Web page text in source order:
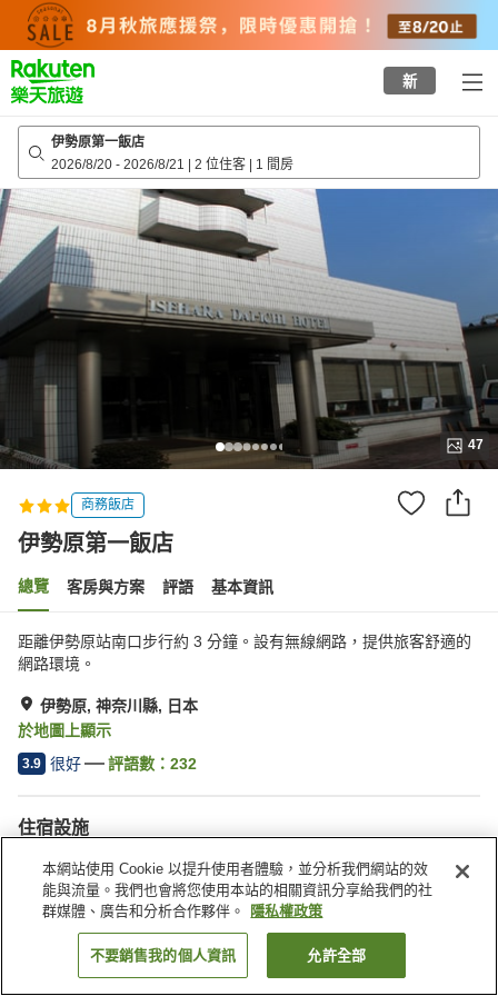
top
page
新
伊勢原第一飯店
2026/8/20 - 2026/8/21 | 2 位住客 | 1 間房
47
商務飯店
伊勢原第一飯店
總覽 客房與方案 評語 基本資訊
距離伊勢原站南口步行約 3 分鐘。設有無線網路，提供旅客舒適的
網路環境。
伊勢原, 神奈川縣, 日本
於地圖上顯示
3.9 很好 評語數： 232
住宿設施
停車場
Spa／美容沙龍
餐廳
自動販賣機
找客房
本網站使用 Cookie 以提升使用者體驗，並分析我們網站的效
能與流量。我們也會將您使用本站的相關資訊分享給我們的社
群媒體、廣告和分析合作夥伴。
隱私權政策
不要銷售我的個人資訊 允許全部